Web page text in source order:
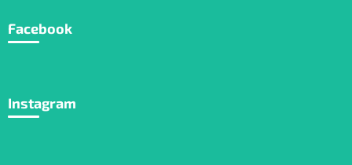
Facebook
Instagram